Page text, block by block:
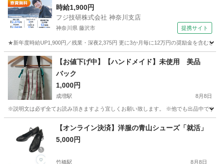
時給1,900円
フジ技研株式会社 神奈川支店
神奈川県 藤沢市 提携サイト
★新年度時給UP1,900円／残業・深夜2,375円 更に3か月毎に12万円の奨励金を含む
神奈川 藤沢市 その他
【お値下げ中】【ハンドメイド】未使用 美品
バック
1,000円
成増駅 8月8日
※説明文は必ず全てお読み頂きますよう宜しくお願い致します。 ※他でも出品中で
成増駅 バッグ ハンドメイド
【オンライン決済】洋服の青山シューズ「就活」
5,000円
竹橋駅 8月8日